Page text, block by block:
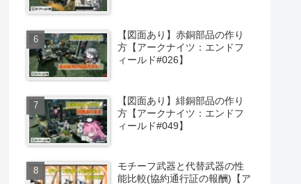
【図面あり】赤銅部品の作り
方【アークナイツ：エンドフ
ィールド#026】
【図面あり】緋銅部品の作り
方【アークナイツ：エンドフ
ィールド#049】
モチーフ武器と代替武器の性
能比較(協約通行証の報酬)【ア